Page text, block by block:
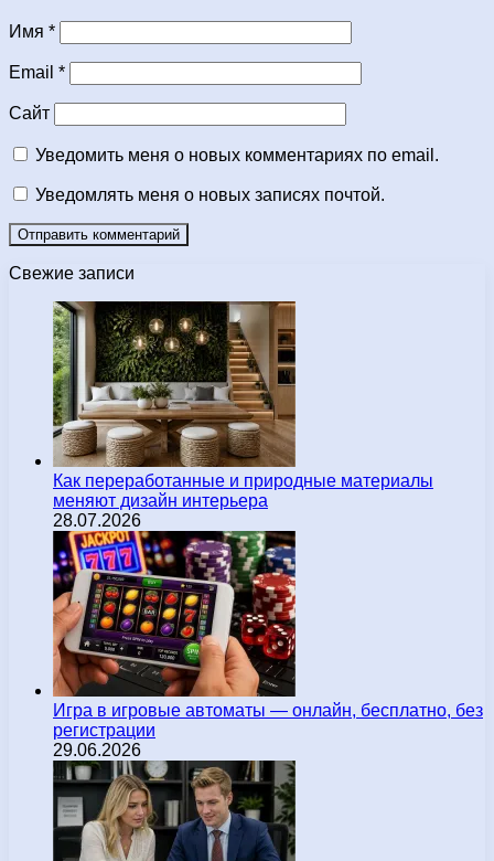
Имя *
Email *
Сайт
Уведомить меня о новых комментариях по email.
Уведомлять меня о новых записях почтой.
Свежие записи
Как переработанные и природные материалы
меняют дизайн интерьера
28.07.2026
Игра в игровые автоматы — онлайн, бесплатно, без
регистрации
29.06.2026